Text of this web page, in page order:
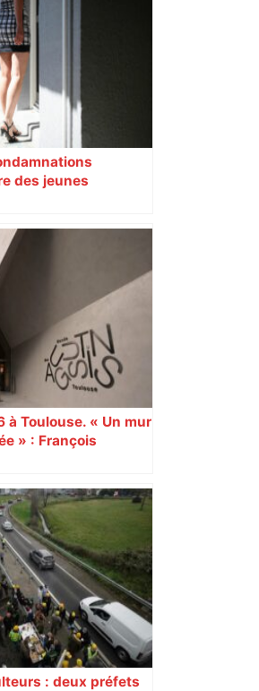
des jeunes
à Toulouse. « Un mur
» : François
: deux préfets